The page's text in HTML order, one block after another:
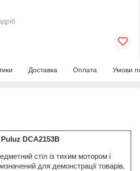
Доставка Оплата Умови
Puluz DCA2153B
стіл із тихим мотором і
для демонстрації товарів,